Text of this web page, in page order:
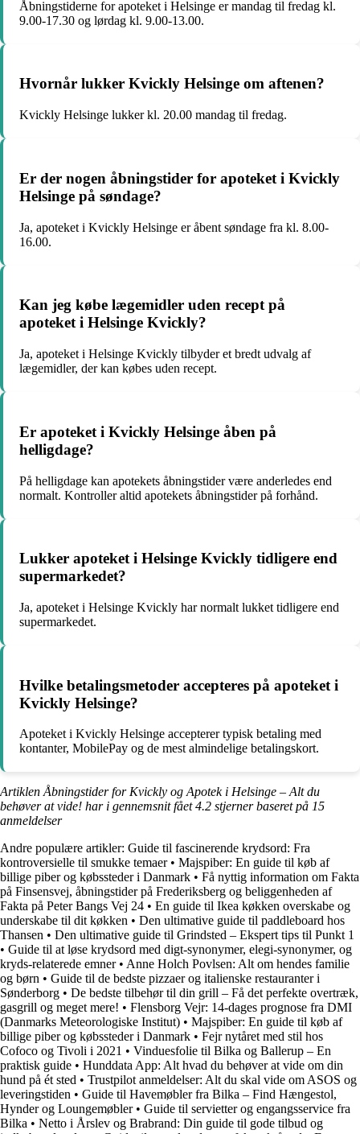
Åbningstiderne for apoteket i Helsinge er mandag til fredag kl.
9.00-17.30 og lørdag kl. 9.00-13.00.
Hvornår lukker Kvickly Helsinge om aftenen?
Kvickly Helsinge lukker kl. 20.00 mandag til fredag.
Er der nogen åbningstider for apoteket i Kvickly
Helsinge på søndage?
Ja, apoteket i Kvickly Helsinge er åbent søndage fra kl. 8.00-
16.00.
Kan jeg købe lægemidler uden recept på
apoteket i Helsinge Kvickly?
Ja, apoteket i Helsinge Kvickly tilbyder et bredt udvalg af
lægemidler, der kan købes uden recept.
Er apoteket i Kvickly Helsinge åben på
helligdage?
På helligdage kan apotekets åbningstider være anderledes end
normalt. Kontroller altid apotekets åbningstider på forhånd.
Lukker apoteket i Helsinge Kvickly tidligere end
supermarkedet?
Ja, apoteket i Helsinge Kvickly har normalt lukket tidligere end
supermarkedet.
Hvilke betalingsmetoder accepteres på apoteket i
Kvickly Helsinge?
Apoteket i Kvickly Helsinge accepterer typisk betaling med
kontanter, MobilePay og de mest almindelige betalingskort.
Artiklen Åbningstider for Kvickly og Apotek i Helsinge – Alt du
behøver at vide! har i gennemsnit fået4.2 stjerner baseret på 15
anmeldelser
Andre populære artikler: Guide til fascinerende krydsord: Fra
kontroversielle til smukke temaer• Majspiber: En guide til køb af
billige piber og købssteder i Danmark • Få nyttig information om Fakta
på Finsensvej, åbningstider på Frederiksberg og beliggenheden af
Fakta på Peter Bangs Vej 24 • En guide til Ikea køkken overskabe og
underskabe til dit køkken • Den ultimative guide til paddleboard hos
Thansen • Den ultimative guide til Grindsted – Ekspert tips til Punkt 1
• Guide til at løse krydsord med digt-synonymer, elegi-synonymer, og
kryds-relaterede emner• Anne Holch Povlsen: Alt om hendes familie
og børn • Guide til de bedste pizzaer og italienske restauranter i
Sønderborg • De bedste tilbehør til din grill – Få det perfekte overtræk,
gasgrill og meget mere! • Flensborg Vejr: 14-dages prognose fra DMI
(Danmarks Meteorologiske Institut) • Majspiber: En guide til køb af
billige piber og købssteder i Danmark • Fejr nytåret med stil hos
Cofoco og Tivoli i 2021 • Vinduesfolie til Bilka og Ballerup – En
praktisk guide • Hunddata App: Alt hvad du behøver at vide om din
hund på ét sted • Trustpilot anmeldelser: Alt du skal vide om ASOS og
leveringstiden • Guide til Havemøbler fra Bilka – Find Hængestol,
Hynder og Loungemøbler• Guide til servietter og engangsservice fra
Bilka • Netto i Årslev og Brabrand: Din guide til gode tilbud og